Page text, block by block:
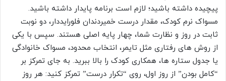
پیچیده داشته باشید؛ لازم است برنامه پایدار داشته باشید.
مسواک نرم کودک، مقدار درست خمیردندان فلورایددار، دو نوبت
ثابت در روز و نظارت شما، چهار پایه اصلی هستند. سپس با یکی
از روش های رفتاری مثل تایمر، انتخاب محدود، مسواک خانوادگی
یا جدول ستاره ها، همکاری کودک را بالا ببرید. به جای تمرکز بر
“کامل بودن” از روز اول، روی “تکرار درست” تمرکز کنید: هر روز